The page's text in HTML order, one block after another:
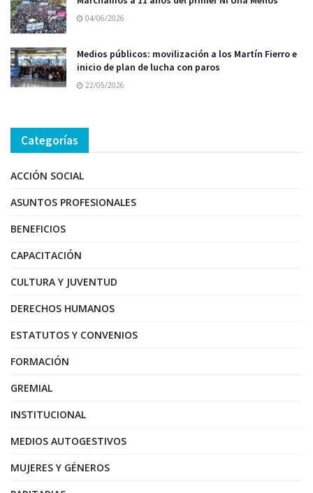
04/06/2026
Medios públicos: movilización a los Martín Fierro e
inicio de plan de lucha con paros
22/05/2026
Categorías
ACCIÓN SOCIAL
ASUNTOS PROFESIONALES
BENEFICIOS
CAPACITACIÓN
CULTURA Y JUVENTUD
DERECHOS HUMANOS
ESTATUTOS Y CONVENIOS
FORMACIÓN
GREMIAL
INSTITUCIONAL
MEDIOS AUTOGESTIVOS
MUJERES Y GÉNEROS